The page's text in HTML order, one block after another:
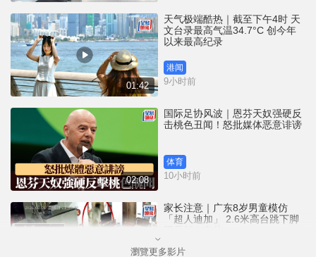
01:42
天气极端酷热｜截至下午4时 天
文台录最高气温34.7°C 创今年
以来最高纪录
港闻
9小时前
02:08
国际足协风波｜恩芬天奴强硬反
击桃色丑闻！怒批媒体恶意诽谤
体育
10小时前
家长注意｜广东8岁男童模仿
「超人迪加」 2.6米高台跳下脚
瀏覽更多影片